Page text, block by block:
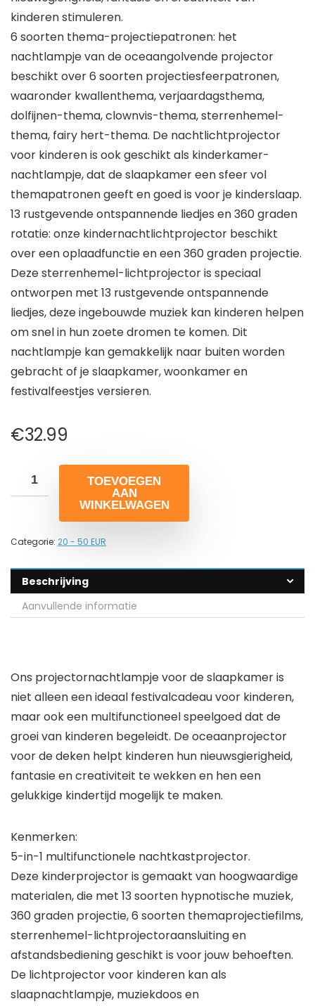
kinderen stimuleren.
6 soorten thema-projectiepatronen: het
nachtlampje van de oceaangolvende projector
beschikt over 6 soorten projectiesfeerpatronen,
waaronder kwallenthema, verjaardagsthema,
dolfijnen-thema, clownvis-thema, sterrenhemel-
thema, fairy hert-thema. De nachtlichtprojector
voor kinderen is ook geschikt als kinderkamer-
nachtlampje, dat de slaapkamer een sfeer vol
themapatronen geeft en goed is voor je kinderslaap.
13 rustgevende ontspannende liedjes en 360 graden
rotatie: onze kindernachtlichtprojector beschikt
over een oplaadfunctie en een 360 graden projectie.
Deze sterrenhemel-lichtprojector is speciaal
ontworpen met 13 rustgevende ontspannende
liedjes, deze ingebouwde muziek kan kinderen helpen
om snel in hun zoete dromen te komen. Dit
nachtlampje kan gemakkelijk naar buiten worden
gebracht of je slaapkamer, woonkamer en
festivalfeestjes versieren.
€32.99
TOEVOEGEN
AAN
WINKELWAGEN
Categorie: 20 - 50 EUR
Beschrijving
Aanvullende informatie
Ons projectornachtlampje voor de slaapkamer is
niet alleen een ideaal festivalcadeau voor kinderen,
maar ook een multifunctioneel speelgoed dat de
groei van kinderen begeleidt. De oceaanprojector
voor de deken helpt kinderen hun nieuwsgierigheid,
fantasie en creativiteit te wekken en hen een
gelukkige kindertijd mogelijk te maken.
Kenmerken:
5-in-1 multifunctionele nachtkastprojector.
Deze kinderprojector is gemaakt van hoogwaardige
materialen, die met 13 soorten hypnotische muziek,
360 graden projectie, 6 soorten themaprojectiefilms,
sterrenhemel-lichtprojectoraansluiting en
afstandsbediening geschikt is voor jouw behoeften.
De lichtprojector voor kinderen kan als
slaapnachtlampje, muziekdoos en